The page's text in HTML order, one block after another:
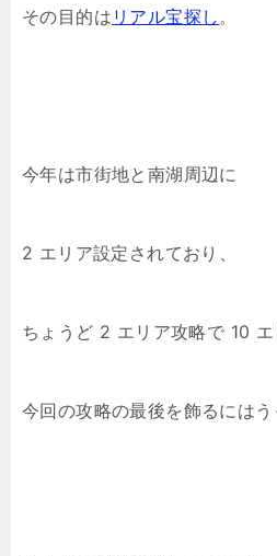
その目的は リアル宝探し。
今年は市街地と南湖周辺に
2 エリア設定されており、
ちょうど 2 エリア攻略で 10
今回の攻略の最後を飾るにはう